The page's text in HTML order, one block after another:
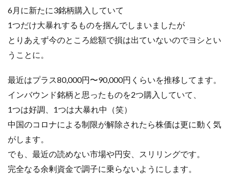
6月に新たに3銘柄購入していて
1つだけ大暴れするものを掴んでしまいましたが
とりあえず今のところ総額で損は出ていないのでヨシとい
うことに。
最近はプラス80,000円〜90,000円くらいを推移してます。
インバウンド銘柄と思ったものを2つ購入していて、
1つは好調、1つは大暴れ中（笑）
中国のコロナによる制限が解除されたら株価は更に動く気
がします。
でも、最近の読めない市場や円安、スリリングです。
完全なる余剰資金で調子に乗らないようにします。